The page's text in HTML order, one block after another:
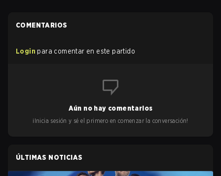
COMENTARIOS
Login para comentar en este partido
Aún no hay comentarios
¡Inicia sesión y sé el primero en comenzar la conversación!
ÚLTIMAS NOTICIAS